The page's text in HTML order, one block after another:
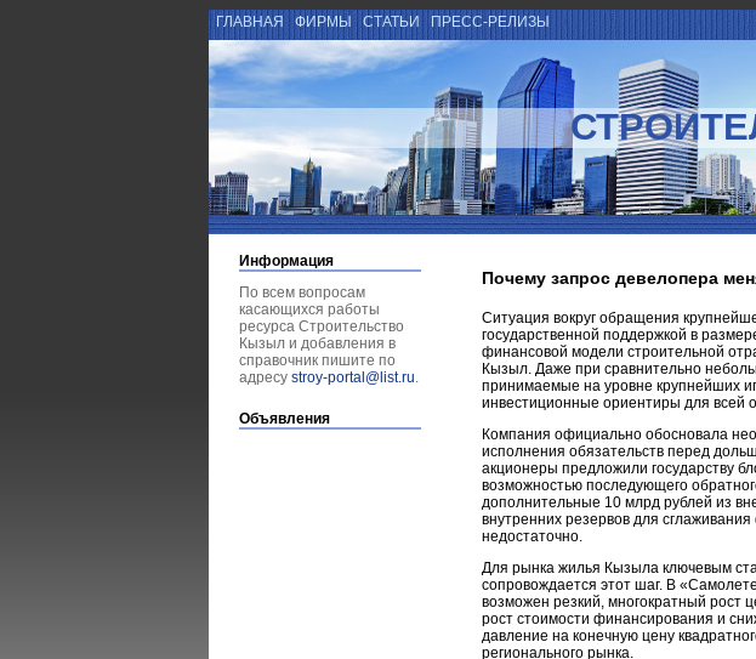
ГЛАВНАЯ ФИРМЫ СТАТЬИ ПРЕСС-РЕЛИЗЫ
Информация
По всем вопросам
касающихся работы
ресурса Строительство
Кызыл и добавления в
справочник пишите по
адресу stroy-portal@list.ru.
Объявления
Почему запрос девелопера
Ситуация вокруг обращения
государственной поддержкой в
финансовой модели строительной
Кызыл. Даже при сравнительно
принимаемые на уровне крупнейших
инвестиционные ориентиры для всей
Компания официально обосновала
исполнения обязательств перед
акционеры предложили государству
возможностью последующего
дополнительные 10 млрд рублей из
внутренних резервов для
недостаточно.
Для рынка жилья Кызыла ключевым
сопровождается этот шаг. В
возможен резкий, многократный рост
рост стоимости финансирования и
давление на конечную цену
регионального рынка.